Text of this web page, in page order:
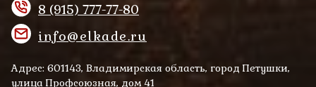
8 (915) 777-77-80
info@elkade.ru
Адрес: 601143, Владимирская область, город Петушки,
улица Профсоюзная, дом 41